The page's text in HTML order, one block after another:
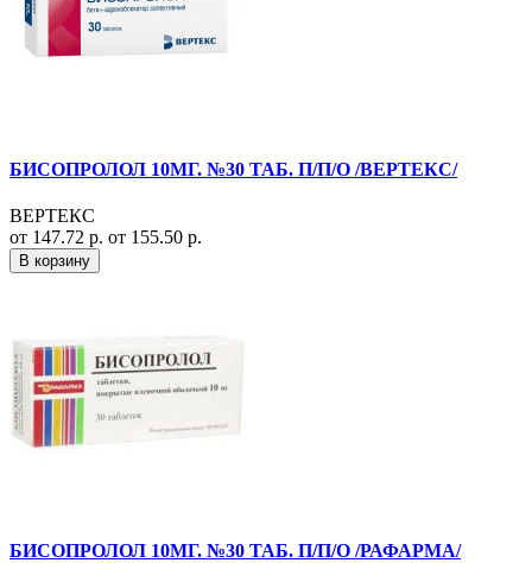
БИСОПРОЛОЛ 10МГ. №30 ТАБ. П/П/О /ВЕРТЕКС/
ВЕРТЕКС
от 147.72 р. от 155.50 р.
В корзину
БИСОПРОЛОЛ 10МГ. №30 ТАБ. П/П/О /РАФАРМА/